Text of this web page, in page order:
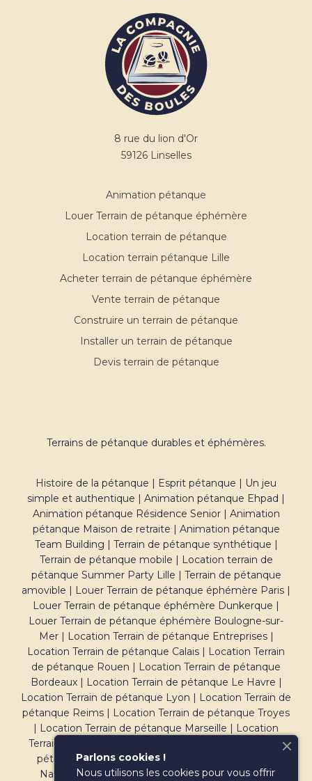
8 rue du lion d'Or
59126 Linselles
Animation pétanque
Louer Terrain de pétanque éphémère
Location terrain de pétanque
Location terrain pétanque Lille
Acheter terrain de pétanque éphémère
Vente terrain de pétanque
Construire un terrain de pétanque
Installer un terrain de pétanque
Devis terrain de pétanque
Terrains de pétanque durables et éphémères.
Histoire de la pétanque | Esprit pétanque | Un jeu
simple et authentique | Animation pétanque Ehpad |
Animation pétanque Résidence Senior| Animation
pétanque Maison de retraite | Animation pétanque
Team Building | Terrain de pétanque synthétique |
Terrain de pétanque mobile | Location terrain de
pétanque Summer Party Lille | Terrain de pétanque
amovible | Louer Terrain de pétanque éphémère Paris |
Louer Terrain de pétanque éphémère Dunkerque |
Louer Terrain de pétanque éphémère Boulogne-sur-
Mer| Location Terrain de pétanque Entreprises|
Location Terrain de pétanque Calais | Location Terrain
de pétanque Rouen | Location Terrain de pétanque
Bordeaux| Location Terrain de pétanque Le Havre |
Location Terrain de pétanque Lyon | Location Terrain de
pétanque Reims | Location Terrain de pétanque Troyes
| Location Terrain de pétanque Marseille | Location
Terrain de pétanque Montpellier
Location Terrain de
pétanque Rennes|Location Terrain de pétanque
Nantes
|Location Terrain de pétanque Poitiers|
Parlons cookies !
Nous utilisons les cookies pour vous offrir